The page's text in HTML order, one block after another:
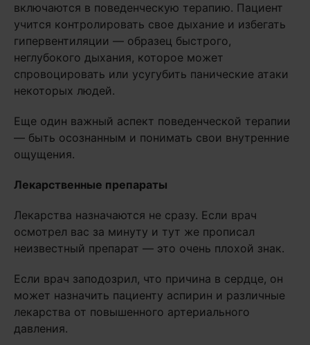
включаются в поведенческую терапию. Пациент
учится контролировать свое дыхание и избегать
гипервентиляции — образец быстрого,
неглубокого дыхания, которое может
спровоцировать или усугубить панические атаки
некоторых людей.
Еще один важный аспект поведенческой терапии
— быть осознанным и понимать свои внутренние
ощущения.
Лекарственные препараты
Лекарства назначаются не сразу. Если врач
осмотрел вас за минуту и тут же прописал
неизвестный препарат — это очень плохой знак.
Если врач заподозрил, что причина в сердце, он
может назначить пациенту аспирин и различные
лекарства от повышенного артериального
давления.